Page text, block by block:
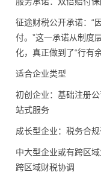
征途财税公开承诺：“
付。”这一承诺从制度
化，真正做到了“行有
适合企业类型
初创企业：基础注册
站式服务
成长型企业：税务合
中大型企业或有跨区
跨区域财税协调